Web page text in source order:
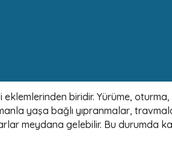
biridir. Yürüme,
yaşa bağlı yıpranmalar,
meydana gelebilir. Bu durumda